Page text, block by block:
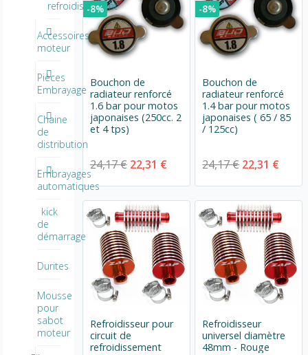
-8%
Bouchon de
radiateur renforcé
1.6 bar pour motos
japonaises (250cc. 2
et 4 tps)
24,17 € 22,31 €
-8%
Bouchon de
radiateur renforcé
1.4 bar pour motos
japonaises ( 65 / 85
/ 125cc)
24,17 € 22,31 €
Refroidisseur pour
circuit de
refroidissement
Refroidisseur
universel diamètre
48mm - Rouge
refroidissement
Accessoires
moteur
Pièces
Embrayage
Chaine
de
distribution
Embrayages
automatiques
kick
de
démarrage
Durites
Mousse
pour
sabot
moteur